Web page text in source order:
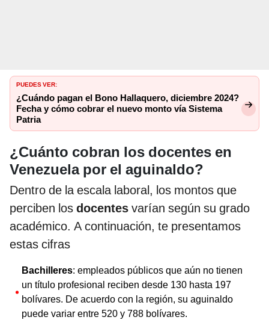
PUEDES VER:
¿Cuándo pagan el Bono Hallaquero, diciembre 2024?
Fecha y cómo cobrar el nuevo monto vía Sistema
Patria
¿Cuánto cobran los docentes en
Venezuela por el aguinaldo?
Dentro de la escala laboral, los montos que
perciben los docentes varían según su grado
académico. A continuación, te presentamos
estas cifras
Bachilleres: empleados públicos que aún no tienen
un título profesional reciben desde 130 hasta 197
bolívares. De acuerdo con la región, su aguinaldo
puede variar entre 520 y 788 bolívares.